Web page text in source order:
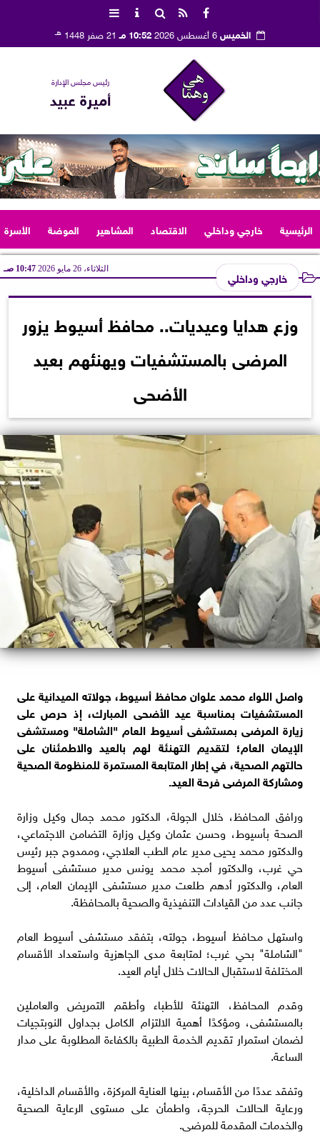
الخميس 10:52 مـ 21 صفر 1448 هـ
رئيس مجلس الإدارة
أميرة عبيد
الرئيسية خارجي وداخلي الاقتصاد المشاهير الموضة الأسرة
خارجي وداخلي الثلاثاء، 26 مايو 2026 10:47 صـ
وزع هدايا وعيديات.. محافظ أسيوط يزور
المرضى بالمستشفيات ويهنئهم بعيد
الأضحى
واصل اللواء محمد علوان محافظ أسيوط، جولاته الميدانية على
المستشفيات بمناسبة عيد الأضحى المبارك، إذ حرص على
زيارة المرضى بمستشفى أسيوط العام "الشاملة" ومستشفى
الإيمان العام؛ لتقديم التهنئة لهم بالعيد والاطمئنان على
حالتهم الصحية، في إطار المتابعة المستمرة للمنظومة الصحية
ومشاركة المرضى فرحة العيد.
ورافق المحافظ، خلال الجولة، الدكتور محمد جمال وكيل وزارة
الصحة بأسيوط، وحسن عثمان وكيل وزارة التضامن الاجتماعي،
والدكتور محمد يحيى مدير عام الطب العلاجي، وممدوح جبر رئيس
حي غرب، والدكتور أمجد محمد يونس مدير مستشفى أسيوط
العام، والدكتور أدهم طلعت مدير مستشفى الإيمان العام، إلى
جانب عدد من القيادات التنفيذية والصحية بالمحافظة.
واستهل محافظ أسيوط، جولته، بتفقد مستشفى أسيوط العام
"الشاملة" بحي غرب؛ لمتابعة مدى الجاهزية واستعداد الأقسام
المختلفة لاستقبال الحالات خلال أيام العيد.
وقدم المحافظ، التهنئة للأطباء وأطقم التمريض والعاملين
بالمستشفى، ومؤكدًا أهمية الالتزام الكامل بجداول النوبتجيات
لضمان استمرار تقديم الخدمة الطبية بالكفاءة المطلوبة على مدار
الساعة.
وتفقد عددًا من الأقسام، بينها العناية المركزة، والأقسام الداخلية،
ورعاية الحالات الحرجة، واطمأن على مستوى الرعاية الصحية
والخدمات المقدمة للمرضى.